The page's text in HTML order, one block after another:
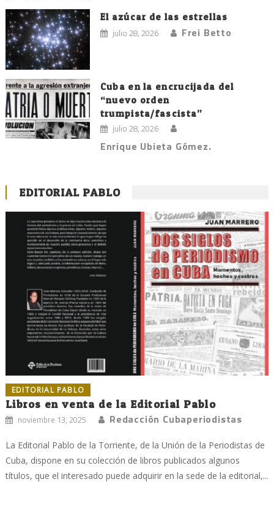
El azúcar de las estrellas
julio 28, 2026 Frei Betto
Cuba en la encrucijada del
“nuevo orden
trumpista/fascista”
julio 28, 2026
Enrique Ubieta Gómez.
EDITORIAL PABLO
EDITORIAL PABLO
Libros en venta de la Editorial Pablo
noviembre 13, 2025 Redacción Cubaperiodistas
La Editorial Pablo de la Torriente, de la Unión de la Periodistas de
Cuba, dispone en su colección de libros publicados algunos
títulos, que el interesado puede adquirir en la sede de la editorial,...